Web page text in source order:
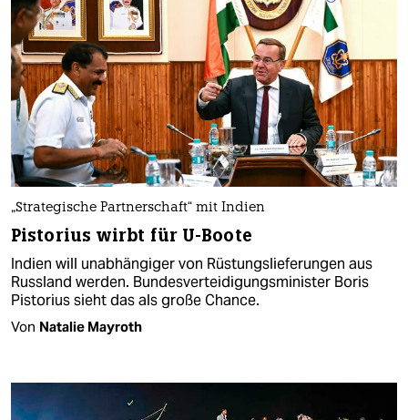
„Strategische Partnerschaft“ mit Indien
Pistorius wirbt für U-Boote
Indien will unabhängiger von Rüstungslieferungen aus
Russland werden. Bundesverteidigungsminister Boris
Pistorius sieht das als große Chance.
Von Natalie Mayroth